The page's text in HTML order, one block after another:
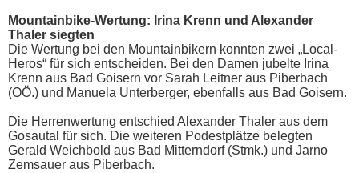
Mountainbike-Wertung: Irina Krenn und Alexander
Thaler siegten
Die Wertung bei den Mountainbikern konnten zwei „Local-
Heros“ für sich entscheiden. Bei den Damen jubelte Irina
Krenn aus Bad Goisern vor Sarah Leitner aus Piberbach
(OÖ.) und Manuela Unterberger, ebenfalls aus Bad Goisern.
Die Herrenwertung entschied Alexander Thaler aus dem
Gosautal für sich. Die weiteren Podestplätze belegten
Gerald Weichbold aus Bad Mitterndorf (Stmk.) und Jarno
Zemsauer aus Piberbach.